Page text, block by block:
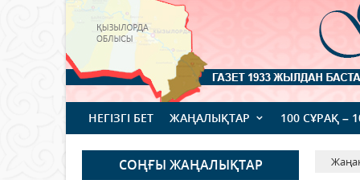
НЕГІЗГІ БЕТ ЖАҢАЛЫҚТАР 100 СҰРАҚ –
СОҢҒЫ ЖАҢАЛЫҚТАР